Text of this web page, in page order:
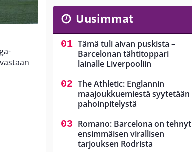
Uusimmat
Tämä tuli aivan puskista –
Barcelonan tähtitoppari
lainalle Liverpooliin
The Athletic: Englannin
maajoukkuemiestä syytetään
pahoinpitelystä
Romano: Barcelona on tehnyt
ensimmäisen virallisen
tarjouksen Rodrista